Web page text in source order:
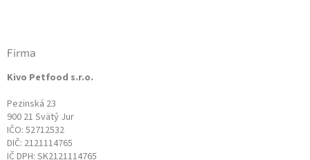
Firma
Kivo Petfood s.r.o.
Pezinská 23
900 21 Svätý Jur
IČO: 52712532
DIČ: 2121114765
IČ DPH: SK2121114765